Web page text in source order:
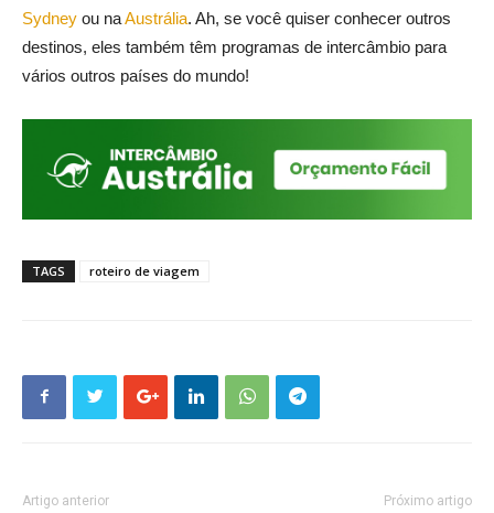
Sydney ou naAustrália. Ah, se você quiser conhecer outros
destinos, eles também têm programas de intercâmbio para
vários outros países do mundo!
TAGS roteiro de viagem
Artigo anterior Próximo artigo